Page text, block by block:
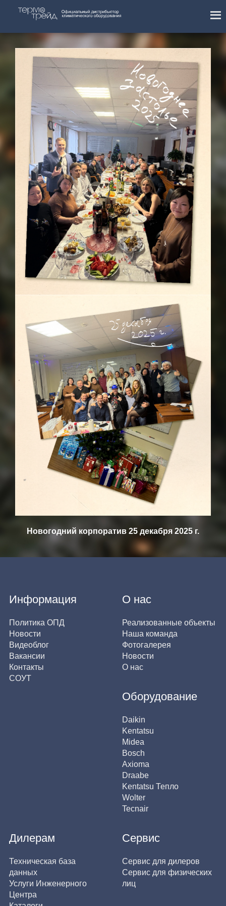
Новогодний корпоратив 25 декабря 2025 г.
Информация
Политика ОПД
Новости
Видеоблог
Вакансии
Контакты
СОУТ
О нас
Реализованные объекты
Наша команда
Фотогалерея
Новости
О нас
Оборудование
Daikin
Kentatsu
Midea
Bosch
Axioma
Draabe
Kentatsu Тепло
Wolter
Tecnair
Дилерам
Техническая база
данных
Услуги Инженерного
Центра
Сервис
Сервис для дилеров
Сервис для физических
лиц